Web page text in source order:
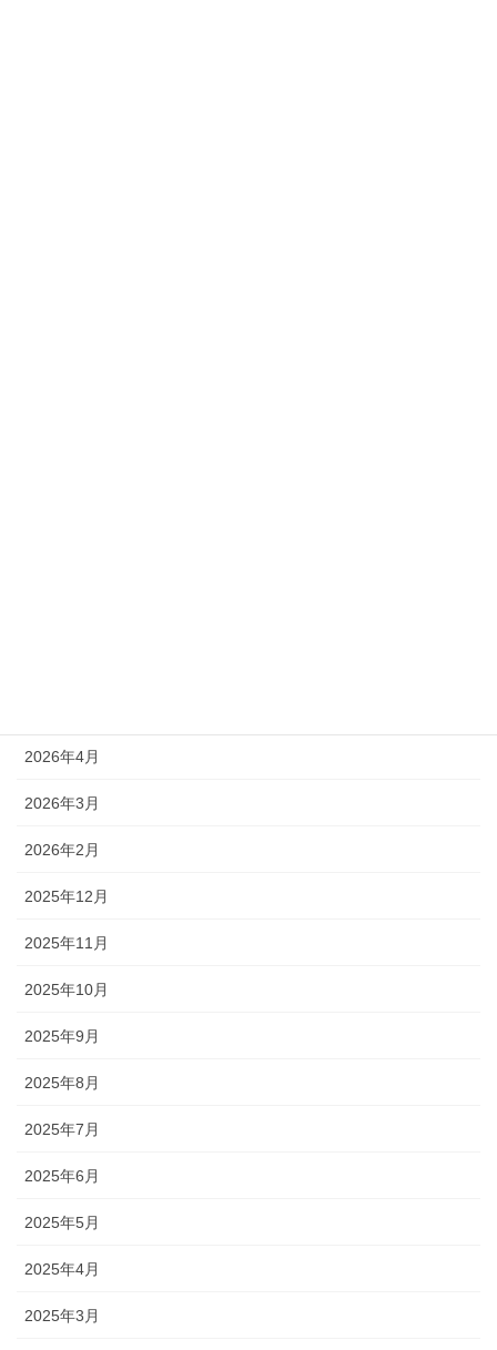
2026年4月
2026年3月
2026年2月
2025年12月
2025年11月
2025年10月
2025年9月
2025年8月
2025年7月
2025年6月
2025年5月
2025年4月
2025年3月